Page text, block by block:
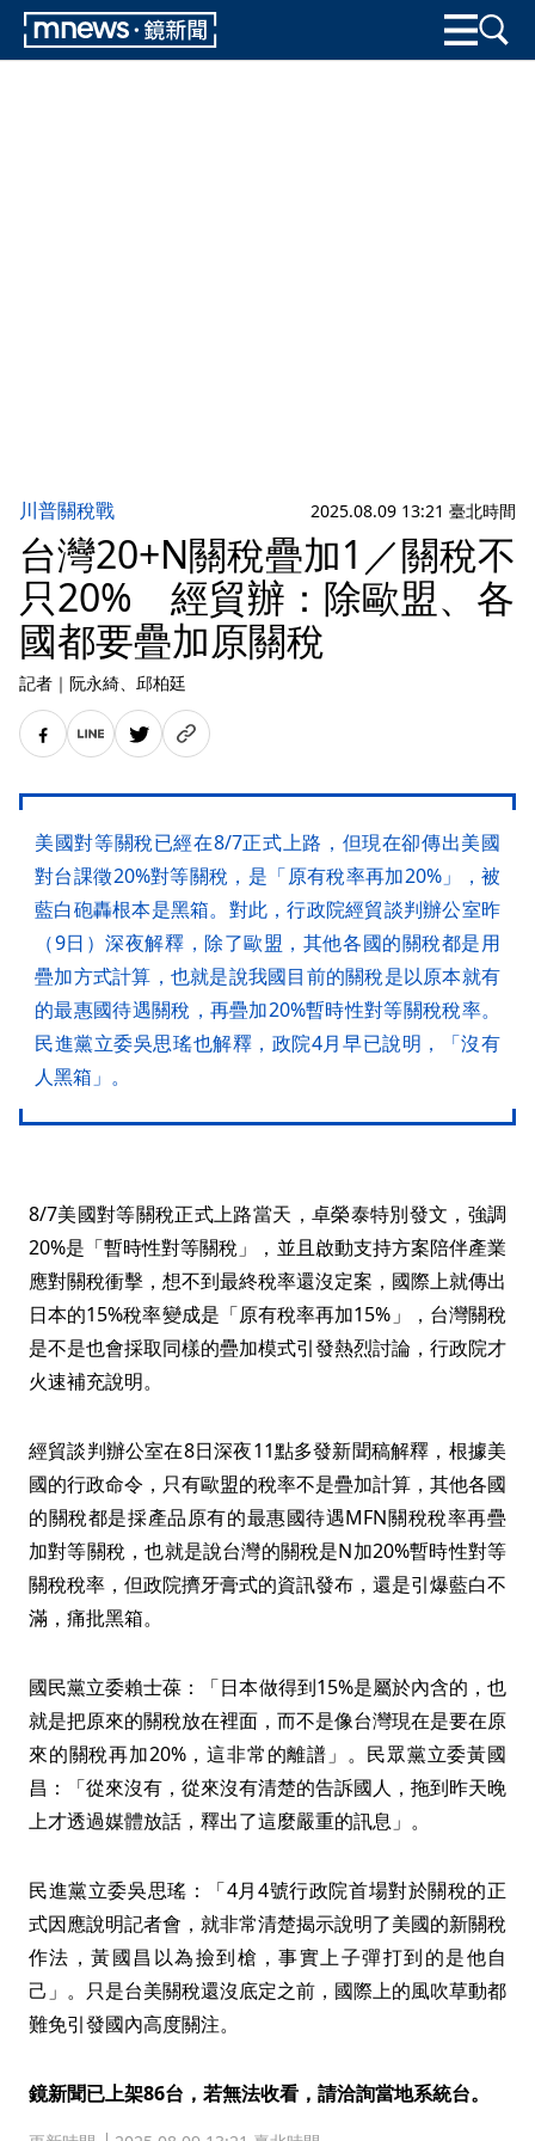
川普關稅戰 2025.08.09 13:21 臺北時間
台灣20+N關稅疊加1／關稅不
只20% 經貿辦：除歐盟、各
國都要疊加原關稅
記者 ｜ 阮永綺、邱柏廷
美國對等關稅已經在8/7正式上路，但現在卻傳出美國
對台課徵20%對等關稅，是「原有稅率再加20%」，被
藍白砲轟根本是黑箱。對此，行政院經貿談判辦公室昨
（9日）深夜解釋，除了歐盟，其他各國的關稅都是用
疊加方式計算，也就是說我國目前的關稅是以原本就有
的最惠國待遇關稅，再疊加20%暫時性對等關稅稅率。
民進黨立委吳思瑤也解釋，政院4月早已說明，「沒有
人黑箱」。
8/7美國對等關稅正式上路當天，卓榮泰特別發文，強調
20%是「暫時性對等關稅」，並且啟動支持方案陪伴產業
應對關稅衝擊，想不到最終稅率還沒定案，國際上就傳出
日本的15%稅率變成是「原有稅率再加15%」，台灣關稅
是不是也會採取同樣的疊加模式引發熱烈討論，行政院才
火速補充說明。
經貿談判辦公室在8日深夜11點多發新聞稿解釋，根據美
國的行政命令，只有歐盟的稅率不是疊加計算，其他各國
的關稅都是採產品原有的最惠國待遇MFN關稅稅率再疊
加對等關稅，也就是說台灣的關稅是N加20%暫時性對等
關稅稅率，但政院擠牙膏式的資訊發布，還是引爆藍白不
滿，痛批黑箱。
國民黨立委賴士葆：「日本做得到15%是屬於內含的，也
就是把原來的關稅放在裡面，而不是像台灣現在是要在原
來的關稅再加20%，這非常的離譜」。民眾黨立委黃國
昌：「從來沒有，從來沒有清楚的告訴國人，拖到昨天晚
上才透過媒體放話，釋出了這麼嚴重的訊息」。
民進黨立委吳思瑤：「4月4號行政院首場對於關稅的正
式因應說明記者會，就非常清楚揭示說明了美國的新關稅
作法，黃國昌以為撿到槍，事實上子彈打到的是他自
己」。只是台美關稅還沒底定之前，國際上的風吹草動都
難免引發國內高度關注。
鏡新聞已上架86台，若無法收看，請洽詢當地系統台。